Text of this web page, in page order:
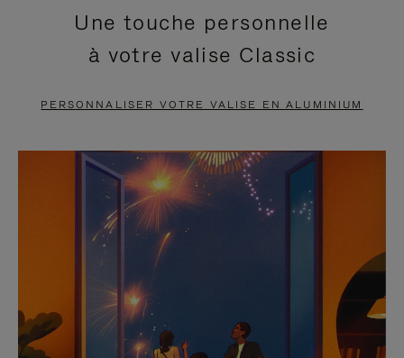
EN
PAUSE,
APPUYEZ
POUR
METTRE
PAUSE
VIDÉO
EST
DÉSACTIVÉ.
CLIQUER
POUR
RÉACTIVER
LE
SON
Une touche personnelle
à votre valise Classic
PERSONNALISER VOTRE VALISE EN ALUMINIUM